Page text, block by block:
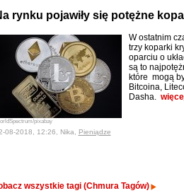
rynku pojawiły się potężne
pixabay
W ostatnim
trzy koparki
oparciu o
są to
które mogą
Bitcoina,
Dasha.
08-2018, 12:26, Nika, Pieniądze
wszystkie tagi (Chmura Tagów)